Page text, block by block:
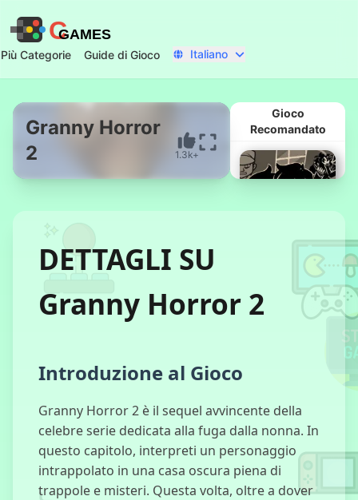
CGAMES
Più Categorie Guide di Gioco Italiano
Granny Horror
2
1.3k+
Gioco
Recomandato
Sposarsi di
Fuga dall'Orso
DETTAGLI SU
Granny Horror 2
Introduzione al Gioco
Granny Horror 2 è il sequel avvincente della
celebre serie dedicata alla fuga dalla nonna. In
questo capitolo, interpreti un personaggio
intrappolato in una casa oscura piena di
trappole e misteri. Questa volta, oltre a dover